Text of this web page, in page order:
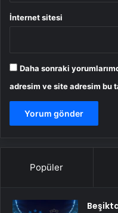
İnternet sitesi
Daha sonraki
adresim ve site adresim bu
Popüler